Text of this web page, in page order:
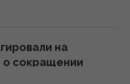
на
о сокращении